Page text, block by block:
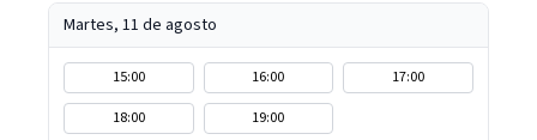
Martes, 11 de agosto
15:00 16:00
17:00
18:00
19:00